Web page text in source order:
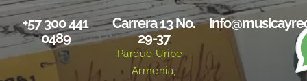
+57 300 441
0489
Carrera 13 No.
29-37
Parque Uribe -
Armenia,